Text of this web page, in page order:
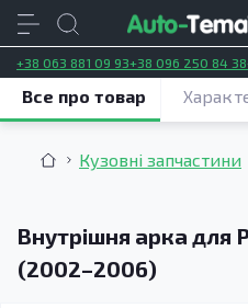
+38 063 881 09 93+38 096 250 84 38
Кузовні запчастини
Внутрішня арка для
(2002–2006)
Все про товар